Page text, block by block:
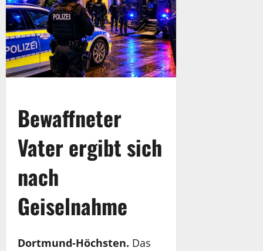
Bewaffneter
Vater ergibt sich
nach
Geiselnahme
Dortmund-Höchsten. Das